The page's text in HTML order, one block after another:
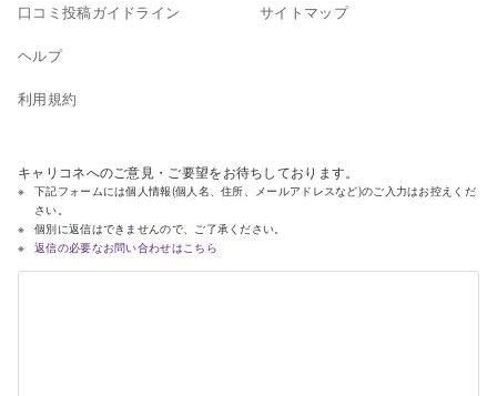
口コミ投稿ガイドライン
ヘルプ
利用規約
サイトマップ
キャリコネへのご意見・ご要望をお待ちしております。
下記フォームには個人情報(個人名、住所、メールアドレスなど)のご入力はお控えくだ
さい。
個別に返信はできませんので、ご了承ください。
返信の必要なお問い合わせはこちら